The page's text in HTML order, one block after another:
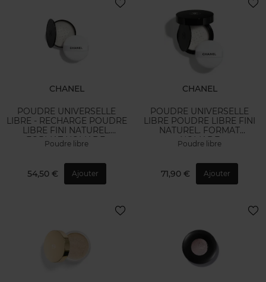
CHANEL
POUDRE UNIVERSELLE
LIBRE - RECHARGE POUDRE
LIBRE FINI NATUREL.
FORMAT NOMADE.
Poudre libre
54,50 € Ajouter
CHANEL
POUDRE UNIVERSELLE
LIBRE POUDRE LIBRE FINI
NATUREL. FORMAT
NOMADE
Poudre libre
71,90 € Ajouter